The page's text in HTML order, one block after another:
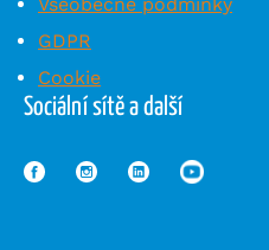
Všeobecné podmínky
GDPR
Cookie
Sociální sítě a další